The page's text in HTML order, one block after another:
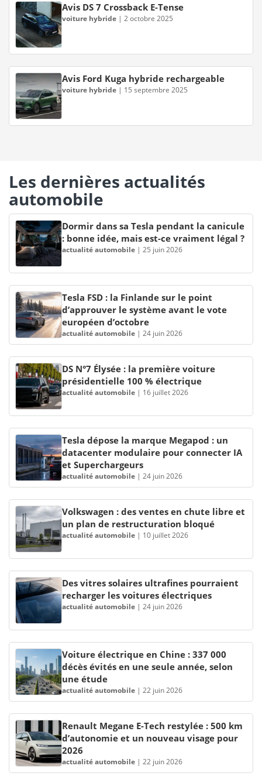
Avis DS 7 Crossback E-Tense
voiture hybride | 2 octobre 2025
Avis Ford Kuga hybride rechargeable
voiture hybride | 15 septembre 2025
Les dernières actualités
automobile
Dormir dans sa Tesla pendant la canicule
: bonne idée, mais est-ce vraiment légal ?
actualité automobile | 25 juin 2026
Tesla FSD : la Finlande sur le point
d’approuver le système avant le vote
européen d’octobre
actualité automobile | 24 juin 2026
DS N°7 Élysée : la première voiture
présidentielle 100 % électrique
actualité automobile | 16 juillet 2026
Tesla dépose la marque Megapod : un
datacenter modulaire pour connecter IA
et Superchargeurs
actualité automobile | 24 juin 2026
Volkswagen : des ventes en chute libre et
un plan de restructuration bloqué
actualité automobile | 10 juillet 2026
Des vitres solaires ultrafines pourraient
recharger les voitures électriques
actualité automobile | 24 juin 2026
Voiture électrique en Chine : 337 000
décès évités en une seule année, selon
une étude
actualité automobile | 22 juin 2026
Renault Megane E-Tech restylée : 500 km
d’autonomie et un nouveau visage pour
2026
actualité automobile | 22 juin 2026